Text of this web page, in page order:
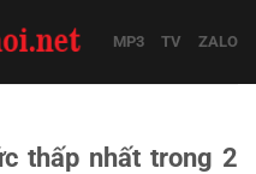
MP3 TV ZALO
thấp nhất trong 2